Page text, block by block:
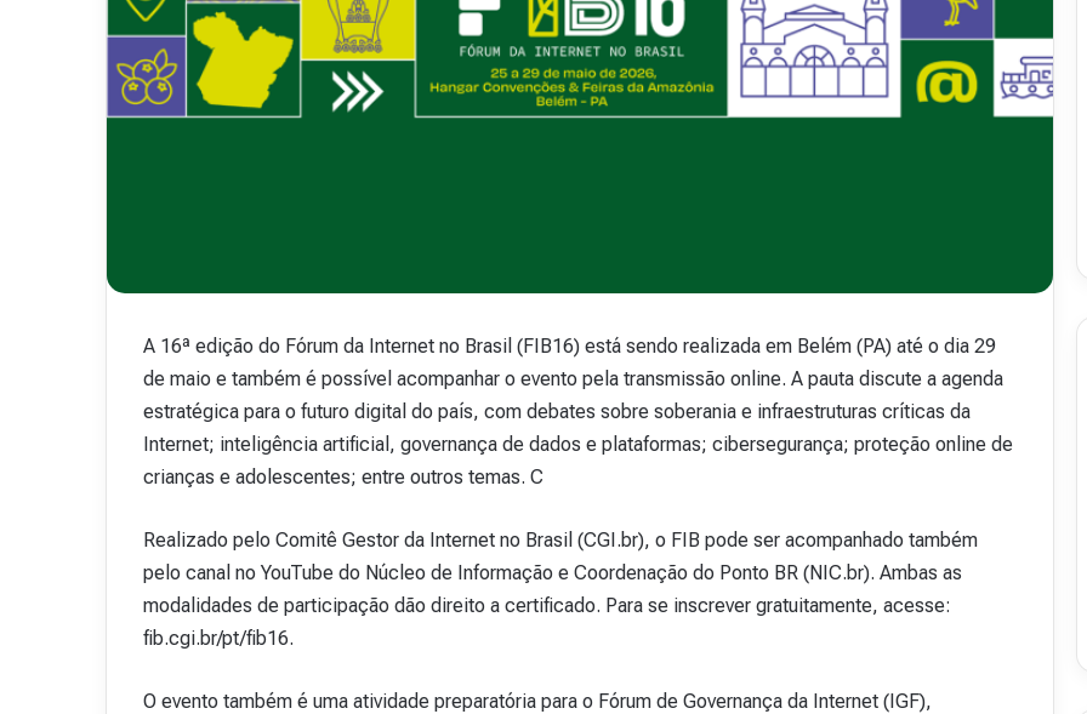
A 16ª edição do Fórum da Internet no Brasil (FIB16) está sendo realizada em Belém (PA) até o dia 29
de maio e também é possível acompanhar o evento pela transmissão online. A pauta discute a agenda
estratégica para o futuro digital do país, com debates sobre soberania e infraestruturas críticas da
Internet; inteligência artificial, governança de dados e plataformas; cibersegurança; proteção online de
crianças e adolescentes; entre outros temas. C
Realizado pelo Comitê Gestor da Internet no Brasil (CGI.br), o FIB pode ser acompanhado também
pelo canal no YouTube do Núcleo de Informação e Coordenação do Ponto BR (NIC.br). Ambas as
modalidades de participação dão direito a certificado. Para se inscrever gratuitamente, acesse:
fib.cgi.br/pt/fib16.
O evento também é uma atividade preparatória para o Fórum de Governança da Internet (IGF),
Abranet
.
48
Abranet
.
50